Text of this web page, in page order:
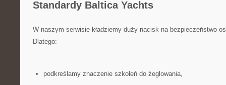
Standardy Baltica Yachts
W naszym serwisie kładziemy duży nacisk na bezpieczeństwo
Dlatego:
podkreślamy znaczenie szkoleń do żeglowania,